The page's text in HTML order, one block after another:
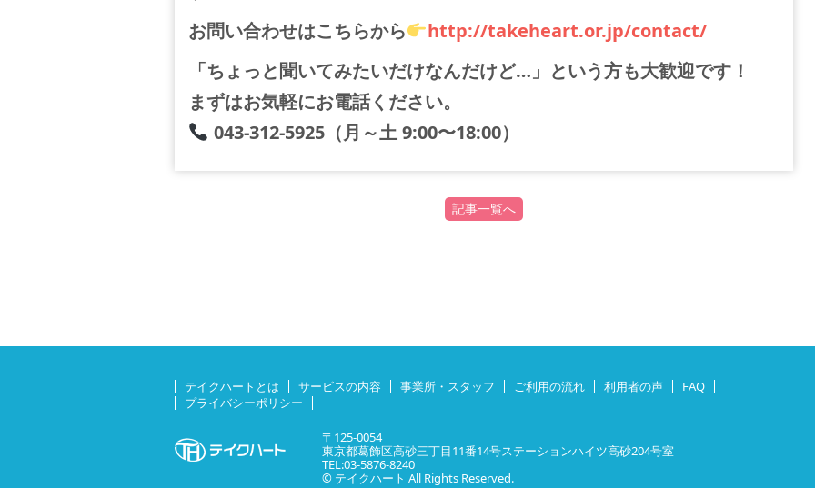
お問い合わせはこちらから
http://takeheart.or.jp/contact/
「ちょっと聞いてみたいだけなんだけど…」という方も大歓迎です！
まずはお気軽にお電話ください。
043-312-5925（月～土 9:00〜18:00）
記事一覧へ
テイクハートとは サービスの内容 事業所・スタッフ ご利用の流れ 利用者の声
FAQ
プライバシーポリシー
〒125-0054
東京都葛飾区高砂三丁目11番14号ステーションハイツ高砂204号室
TEL:03-5876-8240
© テイクハート All Rights Reserved.